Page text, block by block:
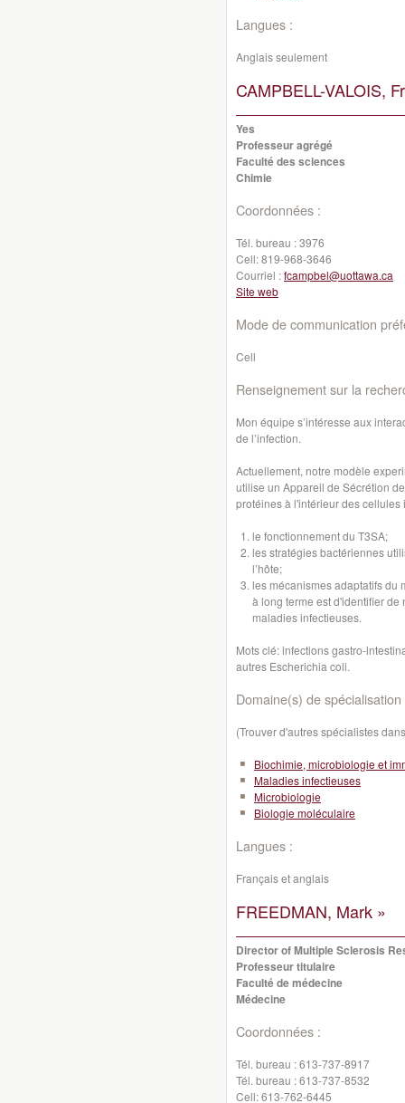
Langues :
Anglais seulement
CAMPBELL-VALOIS,
Yes
Professeur agrégé
Faculté des sciences
Chimie
Coordonnées :
Tél. bureau :3976
Cell:819-968-3646
Courriel :fcampbel@uottawa.ca
Site web
Mode de communication
Cell
Renseignement sur la
Mon équipe s’intéresse aux
de l’infection.
Actuellement, notre modèle
utilise un Appareil de Sécrétion
protéines à l'intérieur des
le fonctionnement du T3SA;
les stratégies bactériennes
l’hôte;
les mécanismes adaptatifs du
à long terme est d'identifier
maladies infectieuses.
Mots clé: infections gastro-
autres Escherichia coli.
Domaine(s) de spécialisation
(Trouver d'autres spécialistes
Biochimie, microbiologie et
Maladies infectieuses
Microbiologie
Biologie moléculaire
Langues :
Français et anglais
FREEDMAN, Mark »
Director of Multiple Sclerosis
Professeur titulaire
Faculté de médecine
Médecine
Coordonnées :
Tél. bureau :613-737-8917
Tél. bureau :613-737-8532
Cell:613-762-6445